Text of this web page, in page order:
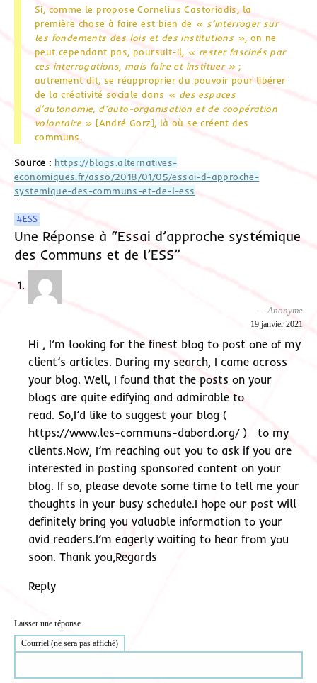
Si, comme le propose Cornelius Castoriadis, la
première chose à faire est bien de « s’interroger sur
les fondements des lois et des institutions », on ne
peut cependant pas, poursuit-il, « rester fascinés par
ces interrogations, mais faire et instituer »;
autrement dit, se réapproprier du pouvoir pour libérer
de la créativité sociale dans « des espaces
d’autonomie, d’auto-organisation et de coopération
volontaire » [André Gorz], là où se créent des
communs.
Source : https://blogs.alternatives-
economiques.fr/asso/2018/01/05/essai-d-approche-
systemique-des-communs-et-de-l-ess
#ESS
Une Réponse à “Essai d’approche systémique
des Communs et de l’ESS”
Anonyme
19 janvier 2021
Hi , I’m looking for the finest blog to post one of my
client’s articles. During my search, I came across
your blog. Well, I found that the posts on your
blogs are quite edifying and admirable to
read. So,I’d like to suggest your blog (
https://www.les-communs-dabord.org/ ) to my
clients.Now, I’m reaching out you to ask if you are
interested in posting sponsored content on your
blog. If so, please devote some time to tell me your
thoughts in your busy schedule.I hope our post will
definitely bring you valuable information to your
avid readers.I’m eagerly waiting to hear from you
soon. Thank you,Regards
Reply
Laisser une réponse
Courriel (ne sera pas affiché)